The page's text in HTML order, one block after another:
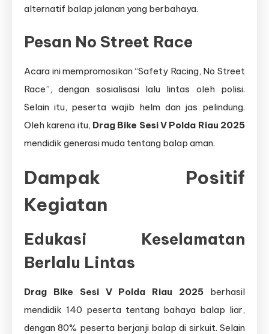
alternatif balap jalanan yang berbahaya.
Pesan No Street Race
Acara ini mempromosikan “Safety Racing, No Street
Race”, dengan sosialisasi lalu lintas oleh polisi.
Selain itu, peserta wajib helm dan jas pelindung.
Oleh karena itu, Drag Bike Sesi V Polda Riau 2025
mendidik generasi muda tentang balap aman.
Dampak Positif
Kegiatan
Edukasi Keselamatan
Berlalu Lintas
Drag Bike Sesi V Polda Riau 2025 berhasil
mendidik 140 peserta tentang bahaya balap liar,
dengan 80% peserta berjanji balap di sirkuit. Selain